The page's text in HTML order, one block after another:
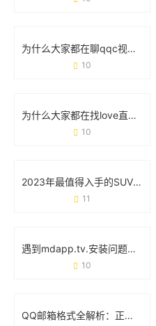
为什么大家都在聊qqc视频？这玩意儿到底有啥用？
10
为什么大家都在找love直博APP下载地址？真实使用体验大公开
10
2023年最值得入手的SUV车型排名前十名：家庭出行与越野性能如何选？
11
遇到mdapp.tv.安装问题？这份零基础操作手册帮你避坑
10
QQ邮箱格式全解析：正确写法与常见问题避坑指南